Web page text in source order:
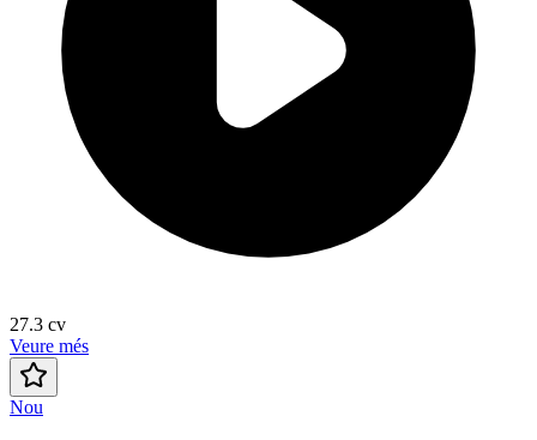
27.3 cv
Veure més
Nou